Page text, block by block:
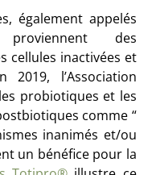
également appelés
proviennent des
cellules inactivées et
2019, l’Association
probiotiques et les
comme “
inanimés et/ou
un bénéfice pour la